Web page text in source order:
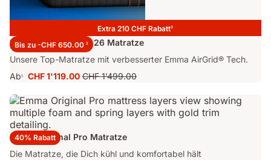
Extra 210 CHF Rabatt3
Bis zu -CHF 650.00 2
Emma Performance 26 Matratze
Unsere Top-Matratze mit verbesserter Emma AirGrid® Tech.
Ab1
Preis
CHF 1'119.00 Ursprünglicher
CHF 1'499.00
CHF 1'499.00
40% Rabatt
Emma Original Pro Matratze
Die Matratze, die Dich kühl und komfortabel hält